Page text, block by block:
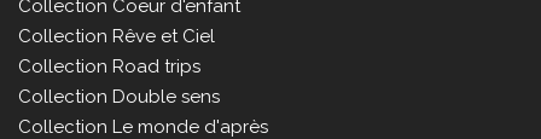
Collection Coeur d'enfant
Collection Rêve et Ciel
Collection Road trips
Collection Double sens
Collection Le monde d'après